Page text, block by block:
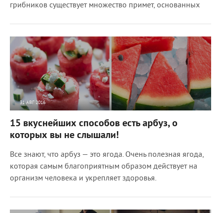
грибников существует множество примет, основанных
31 АВГ 2016
15 вкуснейших способов есть арбуз, о
которых вы не слышали!
Все знают, что арбуз — это ягода. Очень полезная ягода,
которая самым благоприятным образом действует на
организм человека и укрепляет здоровья.